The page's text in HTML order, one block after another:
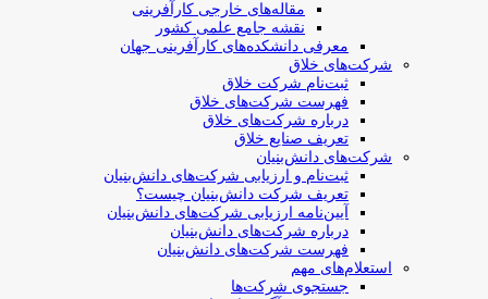
مقاله‌های خارجی کارآفرینی
نقشه جامع علمی کشور
معرفی دانشکده‌های کارآفرینی جهان
شرکت‌های خلاق
ثبت‌نام شرکت خلاق
فهرست شرکت‌های خلاق
درباره شرکت‌های خلاق
تعریف صنایع خلاق
شرکت‌های دانش‌بنیان
ثبت‌نام و ارزیابی شرکت‌های دانش‌بنیان
تعریف شرکت دانش‌بنیان چیست؟
آیین‌نامه ارزیابی شرکت‌های دانش‌بنیان
درباره شرکت‌های دانش‌بنیان
فهرست شرکت‌های دانش‌بنیان
استعلام‌های مهم
جستجوی شرکت‌ها